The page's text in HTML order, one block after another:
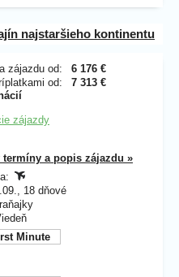
najstaršieho kontinentu
zájazdu od:
6 176 €
od:
7 313 €
zájazdy
a popis zájazdu »
18 dňové
Minute